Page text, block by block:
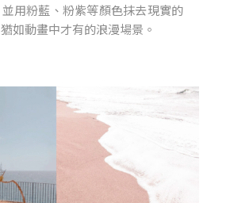
用粉藍、粉紫等顏色抹去現實的
如動畫中才有的浪漫場景。